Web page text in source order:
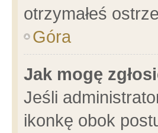
otrzymałeś
Góra
Jak mogę
Jeśli
ikonkę obok